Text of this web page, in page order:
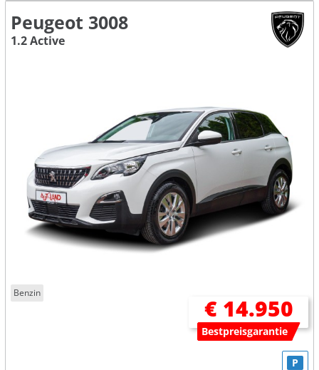
Peugeot 3008
1.2 Active
Benzin
€ 14.950
Bestpreisgarantie
P